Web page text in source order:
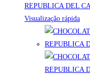
Visualização rápida